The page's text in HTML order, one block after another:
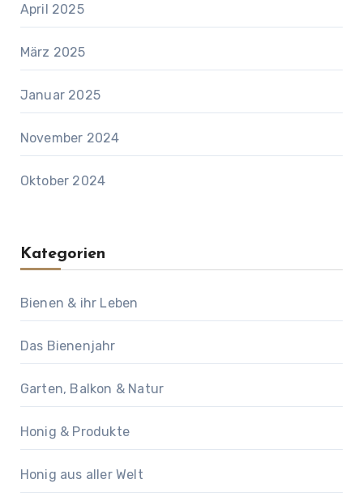
April 2025
März 2025
Januar 2025
November 2024
Oktober 2024
Kategorien
Bienen & ihr Leben
Das Bienenjahr
Garten, Balkon & Natur
Honig & Produkte
Honig aus aller Welt